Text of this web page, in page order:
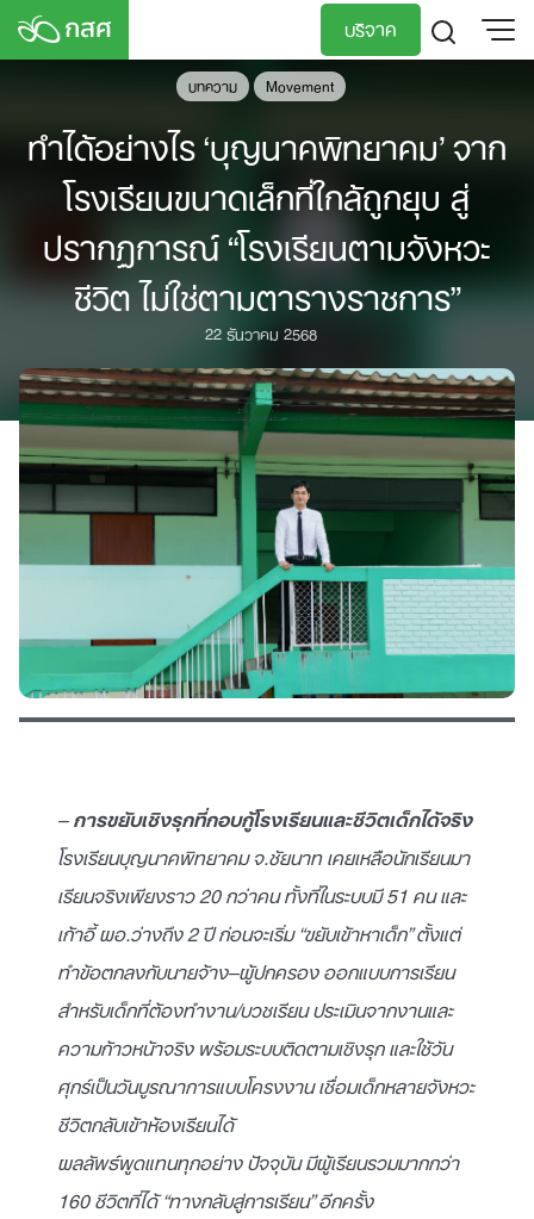
Skip
บริจาค
บทความ Movement
ทำได้อย่างไร ‘บุญนาคพิทยาคม’ จาก
โรงเรียนขนาดเล็กที่ใกล้ถูกยุบ สู่
ปรากฏการณ์ “โรงเรียนตามจังหวะ
ชีวิต ไม่ใช่ตามตารางราชการ”
22 ธันวาคม 2568
–การขยับเชิงรุกที่กอบกู้โรงเรียนและชีวิตเด็กได้จริง
โรงเรียนบุญนาคพิทยาคม จ.ชัยนาท เคยเหลือนักเรียนมา
เรียนจริงเพียงราว 20 กว่าคน ทั้งที่ในระบบมี 51 คน และ
เก้าอี้ ผอ.ว่างถึง 2 ปี ก่อนจะเริ่ม “ขยับเข้าหาเด็ก” ตั้งแต่
ทำข้อตกลงกับนายจ้าง–ผู้ปกครอง ออกแบบการเรียน
สำหรับเด็กที่ต้องทำงาน/บวชเรียน ประเมินจากงานและ
ความก้าวหน้าจริง พร้อมระบบติดตามเชิงรุก และใช้วัน
ศุกร์เป็นวันบูรณาการแบบโครงงาน เชื่อมเด็กหลายจังหวะ
ชีวิตกลับเข้าห้องเรียนได้
ผลลัพธ์พูดแทนทุกอย่าง ปัจจุบัน มีผู้เรียนรวมมากกว่า
160 ชีวิตที่ได้ “ทางกลับสู่การเรียน” อีกครั้ง